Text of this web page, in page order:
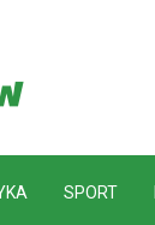
SPORT